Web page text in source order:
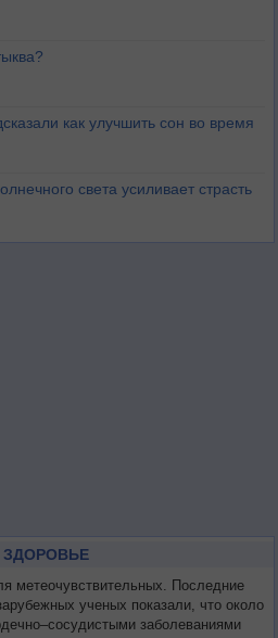
как улучшить сон во время
света усиливает страсть
метеочувствительных. Последние
ученых показали, что около
заболеваниями